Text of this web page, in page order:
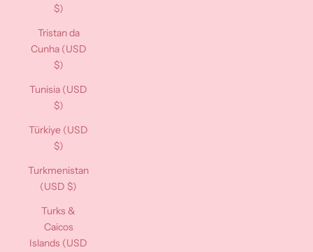
$)
Tristan da
Cunha (USD
$)
Tunisia (USD
$)
Türkiye (USD
$)
Turkmenistan
(USD $)
Turks &
Caicos
Islands (USD